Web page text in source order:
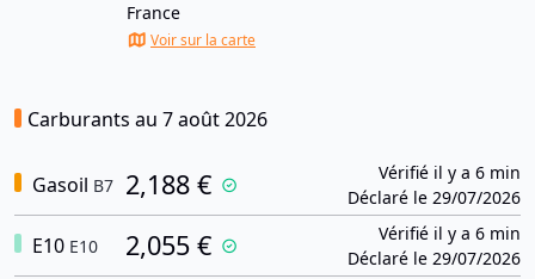
France
Voir sur la carte
Carburants au 7 août 2026
Gasoil B7 2,188 €
Vérifié il y a 6 min
Déclaré le 29/07/2026
E10 E10 2,055 €
Vérifié il y a 6 min
Déclaré le 29/07/2026